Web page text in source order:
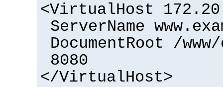
<VirtualHost
ServerName
DocumentRoot /
8080
</VirtualHost>